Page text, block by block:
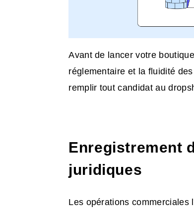
Avant de lancer votre
réglementaire et la fluidité
remplir tout candidat au
Enregistrement
juridiques
Les opérations commerciales